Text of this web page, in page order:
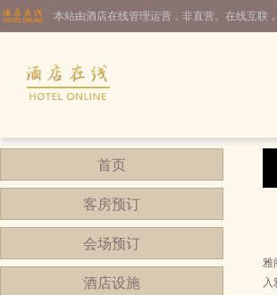
本站由酒店在线管理运营，非直营。在线互联
首页
客房预订
会场预订
酒店设施
雅